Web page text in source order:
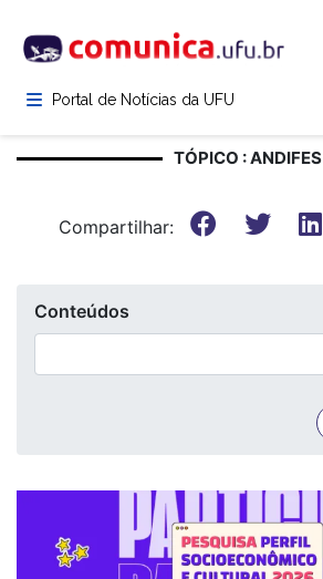
para
conteúdoPortal de Notícias da UFU
TÓPICO : ANDIFES
Compartilhar:
Conteúdos